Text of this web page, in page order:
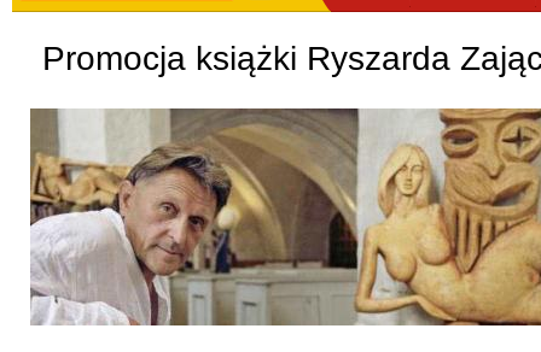
Promocja książki Ryszarda